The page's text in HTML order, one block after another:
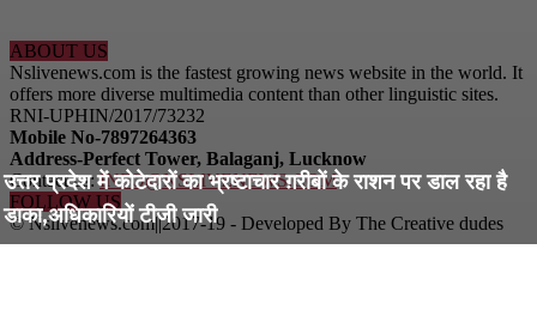
उत्तर प्रदेश में कोटेदारों का भ्रष्टाचार ग़रीबों के राशन पर डाल रहा है
डाका,अधिकारियों टीजी जारी
ABOUT US
Nslivenews.com is the fastest growing news website in the world. It
offers more diverse multimedia content than other linguistic sites.
RNI-UPHIN/2017/73232
Mobile No-7897264363
Address-Perfect Tower, Balaganj, Lucknow
Contact us:INFO@NSLIVENEWS.COM
FOLLOW US
© Nslivenews.com||2017-19 - Developed By The Creative dudes